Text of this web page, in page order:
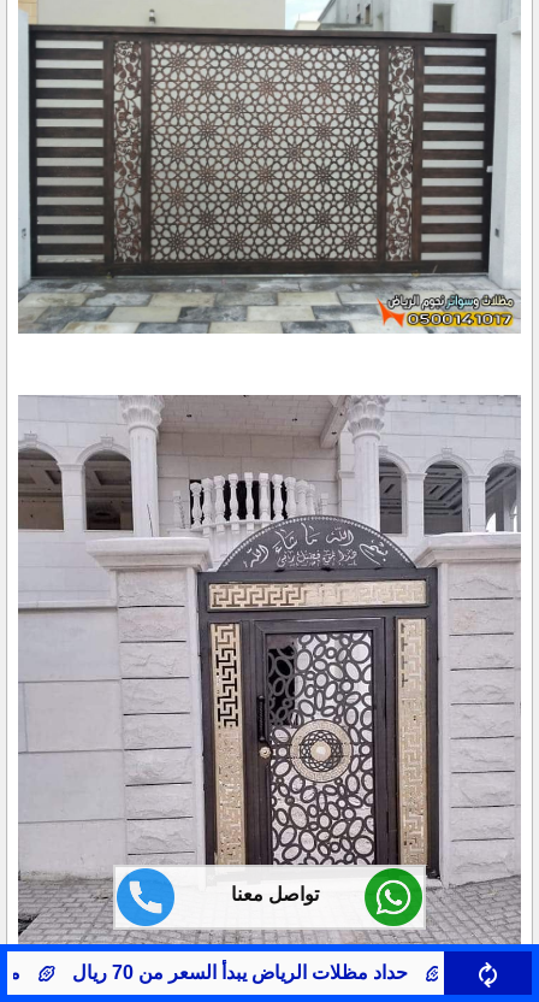
تواصل معنا
السعر من 70 ريال مظلات سيارات حي النرجس